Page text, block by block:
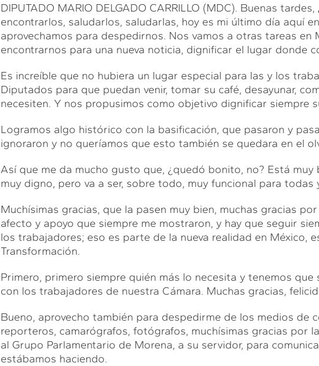
DIPUTADO MARIO DELGADO CARRILLO (MDC). Buenas
encontrarlos, saludarlos, saludarlas, hoy es mi último día aquí
aprovechamos para despedirnos. Nos vamos a otras tareas en
encontrarnos para una nueva noticia, dignificar el lugar donde
Es increíble que no hubiera un lugar especial para las y los
Diputados para que puedan venir, tomar su café, desayunar,
necesiten. Y nos propusimos como objetivo dignificar siempre
Logramos algo histórico con la basificación, que pasaron y
ignoraron y no queríamos que esto también se quedara en el
Así que me da mucho gusto que, ¿quedó bonito, no? Está muy
muy digno, pero va a ser, sobre todo, muy funcional para
Muchísimas gracias, que la pasen muy bien, muchas gracias
afecto y apoyo que siempre me mostraron, y hay que seguir
los trabajadores; eso es parte de la nueva realidad en México,
Transformación.
Primero, primero siempre quién más lo necesita y tenemos
con los trabajadores de nuestra Cámara. Muchas gracias,
Bueno, aprovecho también para despedirme de los medios de
reporteros, camarógrafos, fotógrafos, muchísimas gracias por
al Grupo Parlamentario de Morena, a su servidor, para
estábamos haciendo.